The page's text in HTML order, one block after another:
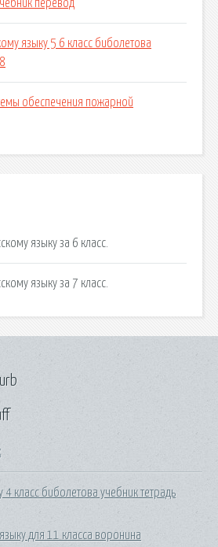
перевод
языку 5 6 класс биболетова
обеспечения пожарной
языку за 6 класс.
языку за 7 класс.
класс биболетова учебник тетрадь
для 11 класса воронина